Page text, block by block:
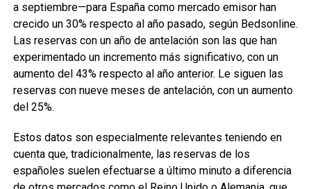
a septiembre—para España como mercado emisor han
crecido un 30% respecto al año pasado, según Bedsonline.
Las reservas con un año de antelación son las que han
experimentado un incremento más significativo, con un
aumento del 43% respecto al año anterior. Le siguen las
reservas con nueve meses de antelación, con un aumento
del 25%.
Estos datos son especialmente relevantes teniendo en
cuenta que, tradicionalmente, las reservas de los
españoles suelen efectuarse a último minuto a diferencia